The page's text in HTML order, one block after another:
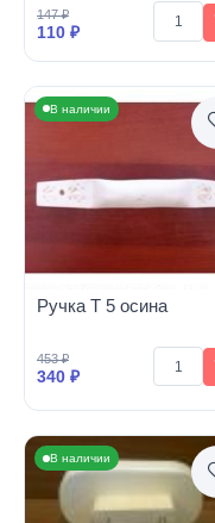
147 ₽
110 ₽
В наличии
Ручка Т 5 осина
453 ₽
340 ₽
В наличии